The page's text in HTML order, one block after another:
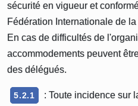
sécurité en vigueur et
Fédération Internationale de
En cas de difficultés de
accommodements peuvent
des délégués.
5.2.1
: Toute incidence sur